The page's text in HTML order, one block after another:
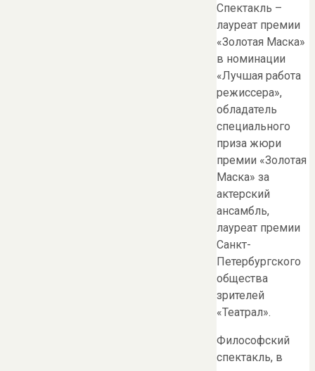
Спектакль –
лауреат премии
«Золотая Маска»
в номинации
«Лучшая работа
режиссера»,
обладатель
специального
приза жюри
премии «Золотая
Маска» за
актерский
ансамбль,
лауреат премии
Санкт-
Петербургского
общества
зрителей
«Театрал».
Философский
спектакль, в